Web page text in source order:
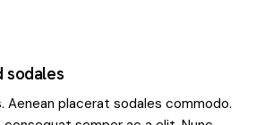
sodales
Aenean placerat sodales commodo.